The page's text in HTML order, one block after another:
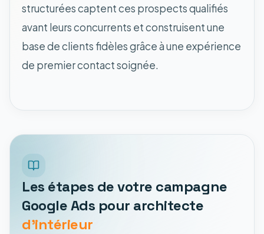
structurées captent ces prospects qualifiés
avant leurs concurrents et construisent une
base de clients fidèles grâce à une expérience
de premier contact soignée.
Les étapes de votre campagne
Google Ads pour architecte
d'intérieur